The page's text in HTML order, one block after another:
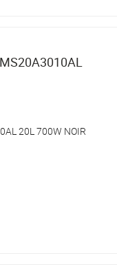
20L 700W NOIR